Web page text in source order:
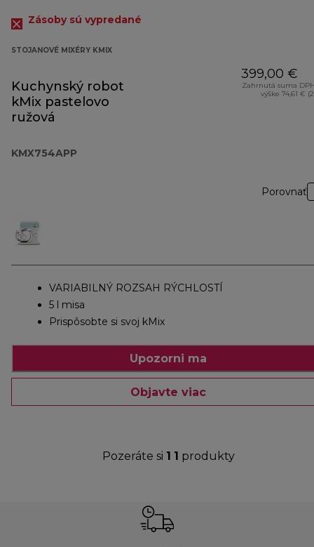
Zásoby sú vypredané
STOJANOVÉ MIXÉRY KMIX
Kuchynský robot
kMix pastelovo
ružová
KMX754APP
399,00 €
Zahrnutá suma
výške 74,61 €
Porovnať
VARIABILNÝ ROZSAH RÝCHLOSTÍ
5 l misa
Prispôsobte si svoj kMix
Upozorni ma
Objavte viac
Pozeráte si 1 1 produkty